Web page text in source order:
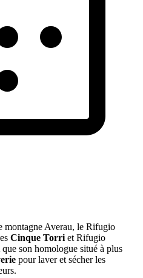
montagne Averau, le Rifugio
Cinque Torri et Rifugio
son homologue situé à plus
pour laver et sécher les